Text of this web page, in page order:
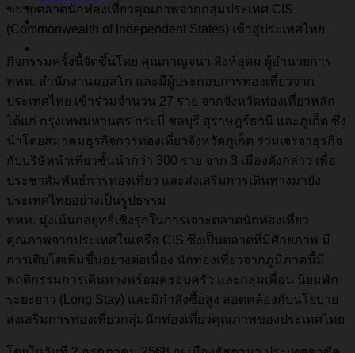
ขยายตลาดนักท่องเที่ยวคุณภาพจากกลุ่มประเทศ CIS
(Commonwealth of Independent States) เข้าสู่ประเทศไทย
กิจกรรมครั้งนี้จัดขึ้นโดย คุณกาญจนา สิงห์อุดม ผู้อำนวยการ
ททท. สำนักงานมอสโก และมีผู้ประกอบการท่องเที่ยวจาก
ประเทศไทย เข้าร่วมจำนวน 27 ราย จากจังหวัดท่องเที่ยวหลัก
ได้แก่ กรุงเทพมหานคร กระบี่ ชลบุรี สุราษฎร์ธานี และภูเก็ต ซึ่ง
นำโดยสมาคมธุรกิจการท่องเที่ยวจังหวัดภูเก็ต ร่วมเจรจาธุรกิจ
กับบริษัทนำเที่ยวชั้นนำกว่า 300 ราย จาก 3 เมืองดังกล่าว เพื่อ
ประชาสัมพันธ์การท่องเที่ยว และส่งเสริมการเดินทางมายัง
ประเทศไทยอย่างเป็นรูปธรรม
ททท. มุ่งเน้นกลยุทธ์เชิงรุกในการเจาะตลาดนักท่องเที่ยว
คุณภาพจากประเทศในเครือ CIS ซึ่งเป็นตลาดที่มีศักยภาพ มี
การเติบโตเพิ่มขึ้นอย่างต่อเนื่อง นักท่องเที่ยวจากภูมิภาคนี้มี
พฤติกรรมการเดินทางพร้อมครอบครัว และกลุ่มเพื่อน นิยมพัก
ระยะยาว (Long Stay) และมีกำลังซื้อสูง สอดคล้องกับนโยบาย
ส่งเสริมการท่องเที่ยวกลุ่มนักท่องเที่ยวคุณภาพของประเทศไทย